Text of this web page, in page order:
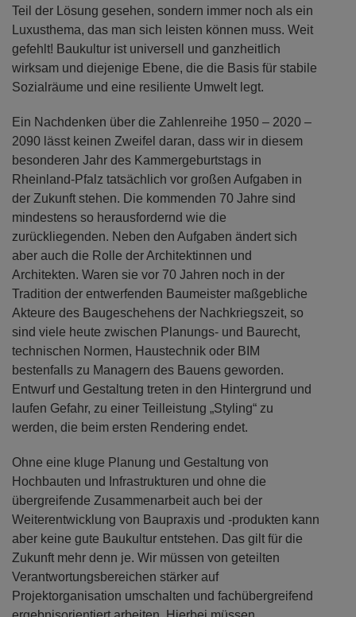
Teil der Lösung gesehen, sondern immer noch als ein
Luxusthema, das man sich leisten können muss. Weit
gefehlt! Baukultur ist universell und ganzheitlich
wirksam und diejenige Ebene, die die Basis für stabile
Sozialräume und eine resiliente Umwelt legt.
Ein Nachdenken über die Zahlenreihe 1950 – 2020 –
2090 lässt keinen Zweifel daran, dass wir in diesem
besonderen Jahr des Kammergeburtstags in
Rheinland-Pfalz tatsächlich vor großen Aufgaben in
der Zukunft stehen. Die kommenden 70 Jahre sind
mindestens so herausfordernd wie die
zurückliegenden. Neben den Aufgaben ändert sich
aber auch die Rolle der Architektinnen und
Architekten. Waren sie vor 70 Jahren noch in der
Tradition der entwerfenden Baumeister maßgebliche
Akteure des Baugeschehens der Nachkriegszeit, so
sind viele heute zwischen Planungs- und Baurecht,
technischen Normen, Haustechnik oder BIM
bestenfalls zu Managern des Bauens geworden.
Entwurf und Gestaltung treten in den Hintergrund und
laufen Gefahr, zu einer Teilleistung „Styling“ zu
werden, die beim ersten Rendering endet.
Ohne eine kluge Planung und Gestaltung von
Hochbauten und Infrastrukturen und ohne die
übergreifende Zusammenarbeit auch bei der
Weiterentwicklung von Baupraxis und -produkten kann
aber keine gute Baukultur entstehen. Das gilt für die
Zukunft mehr denn je. Wir müssen von geteilten
Verantwortungsbereichen stärker auf
Projektorganisation umschalten und fachübergreifend